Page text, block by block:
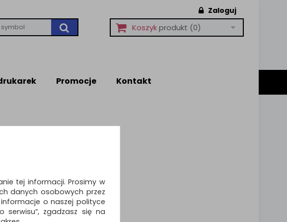
Zaloguj
Koszykprodukt (0)
Promocje Kontakt
ponownie
tej informacji. Prosimy w
danych osobowych przez
o naszej polityce
serwisu”, zgadzasz się na